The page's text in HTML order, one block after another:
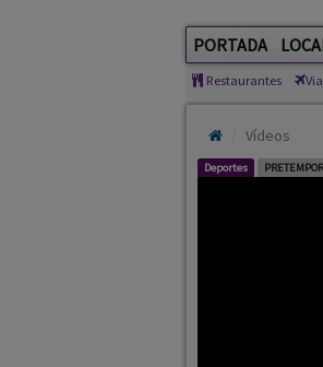
PORTADA
Restaurantes
Vídeos
Deportes